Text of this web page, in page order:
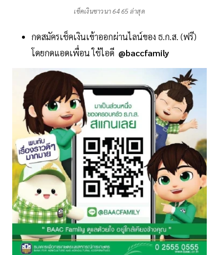
เช็คเงินชาวนา 64 65 ล่าสุด
กดสมัคร​เช็คเงิน​เข้าออกผ่านไลน์​ของ​ ธ.ก.ส.​ (ฟรี)
โดยกดแอดเพื่อน​ ใช้​ไอดี @baccfamily